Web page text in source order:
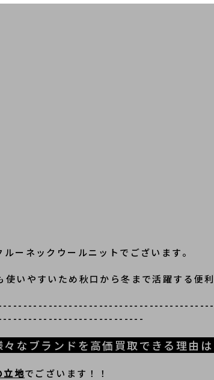
ーネックウールニットでございます。
いやすいため秋口から冬まで活躍する便利
なブランドを高価買取できる理由は
立地でございます！！